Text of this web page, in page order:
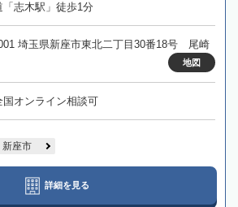
「志木駅」徒歩1分
埼玉県新座市東北二丁目30番18号 尾崎
地図
国オンライン相談可
新座市
詳細を見る